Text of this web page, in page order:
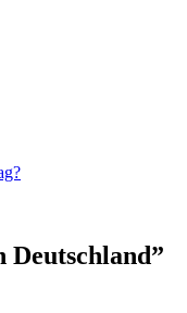
Deutschland”